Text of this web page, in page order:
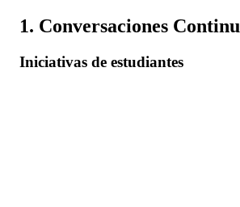
1. Conversaciones
Iniciativas de estudiantes